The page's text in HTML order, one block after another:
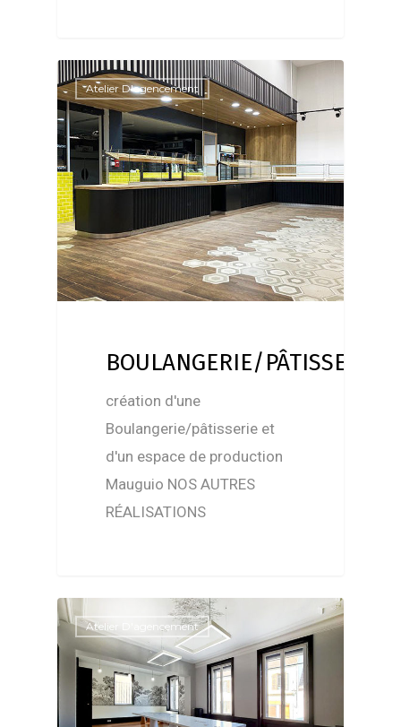
Atelier D'agencement
BOULANGERIE/PÂTISSERIE
création d'une
Boulangerie/pâtisserie et
d'un espace de production
Mauguio NOS AUTRES
RÉALISATIONS
Atelier D'agencement